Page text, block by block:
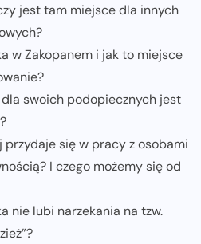
jest tam miejsce dla innych
w Zakopanem i jak to miejsce
swoich podopiecznych jest
przydaje się w pracy z osobami
I czego możemy się od
nie lubi narzekania na tzw.